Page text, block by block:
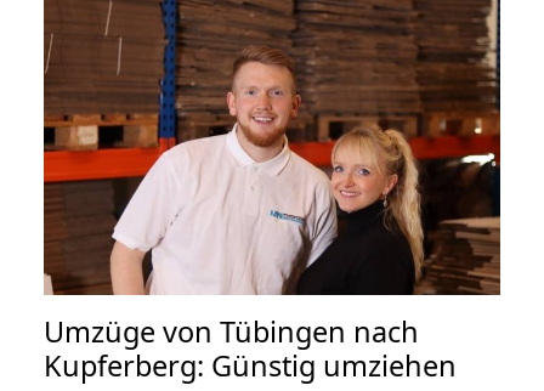
Umzüge von Tübingen nach
Kupferberg: Günstig umziehen